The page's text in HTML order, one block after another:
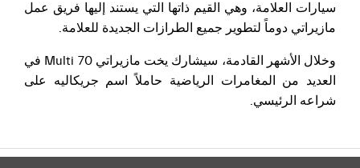
سيارات العلامة، وهي القيم ذاتها التي يستند إليها فريق عمل
مازيراتي دوماً لتطوير جميع الطرازات الجديدة للعلامة.
وخلال الأشهر القادمة، سيشارك يخت مازيراتي Multi 70 في
العديد من المغامرات الرياضية حاملاً اسم جريكاليه على
شراعه الرئيسي.